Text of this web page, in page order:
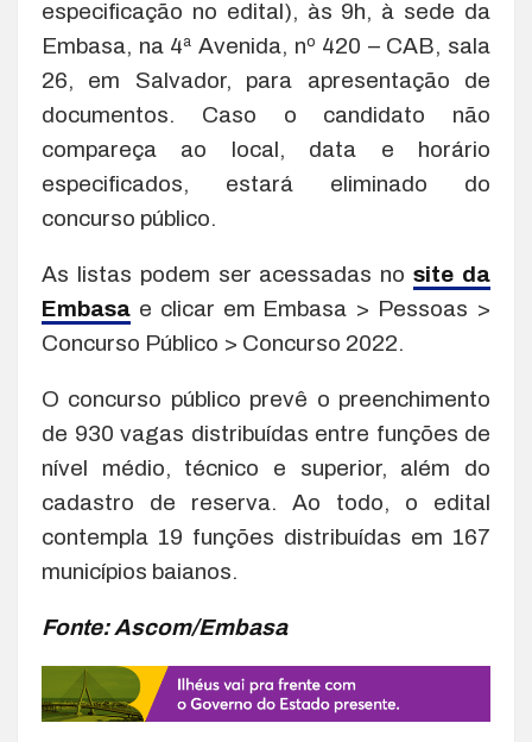
especificação no edital), às 9h, à sede da
Embasa, na 4ª Avenida, nº 420 – CAB, sala
26, em Salvador, para apresentação de
documentos. Caso o candidato não
compareça ao local, data e horário
especificados, estará eliminado do
concurso público.
As listas podem ser acessadas nosite da
Embasa e clicar em Embasa > Pessoas >
Concurso Público > Concurso 2022.
O concurso público prevê o preenchimento
de 930 vagas distribuídas entre funções de
nível médio, técnico e superior, além do
cadastro de reserva. Ao todo, o edital
contempla 19 funções distribuídas em 167
municípios baianos.
Fonte: Ascom/Embasa